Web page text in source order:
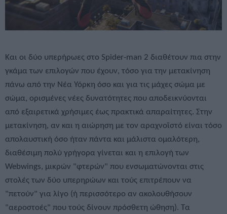
Και οι δύο υπερήρωες στο Spider-man 2 διαθέτουν πια στην
γκάμα των επιλογών που έχουν, τόσο για την μετακίνηση
πάνω από την Νέα Υόρκη όσο και για τις μάχες σώμα με
σώμα, ορισμένες νέες δυνατότητες που αποδεικνύονται
από εξαιρετικά χρήσιμες έως πρακτικά απαραίτητες. Στην
μετακίνηση, αν και η αιώρηση με τον αραχνοϊστό είναι τόσο
απολαυστική όσο ήταν πάντα και μάλιστα ομαλότερη,
διαθέσιμη πολύ γρήγορα γίνεται και η επιλογή των
Webwings, μικρών "φτερών" που ενσωματώνονται στις
στολές των δύο υπερηρώων και τούς επιτρέπουν να
"πετούν" για λίγο (ή περισσότερο αν ακολουθήσουν
"αεροστοές" που τούς δίνουν πρόσθετη ώθηση). Τα